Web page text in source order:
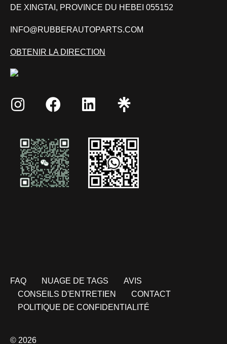
DE XINGTAI, PROVINCE DU HEBEI 055152
INFO@RUBBERAUTOPARTS.COM
OBTENIR LA DIRECTION
FAQ NUAGE DE TAGS
AVIS
CONSEILS D'ENTRETIEN
CONTACT
POLITIQUE DE CONFIDENTIALITÉ
© 2026